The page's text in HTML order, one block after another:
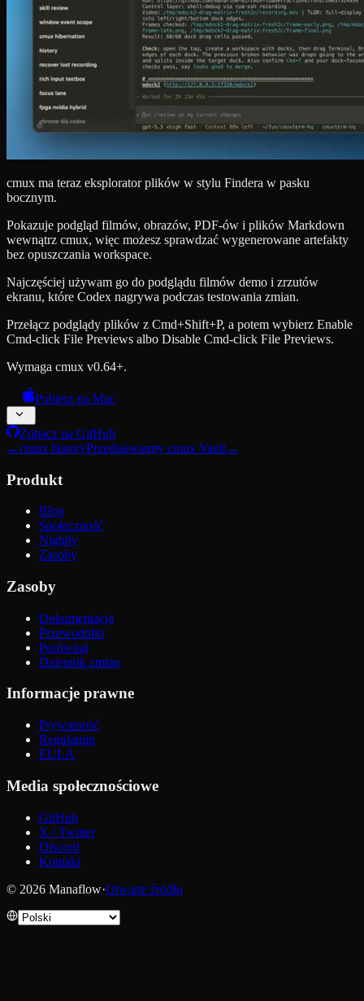
cmux ma teraz eksplorator plików w stylu Findera w pasku
bocznym.
Pokazuje podgląd filmów, obrazów, PDF-ów i plików Markdown
wewnątrz cmux, więc możesz sprawdzać wygenerowane artefakty
bez opuszczania workspace.
Najczęściej używam go do podglądu filmów demo i zrzutów
ekranu, które Codex nagrywa podczas testowania zmian.
Przełącz podglądy plików z Cmd+Shift+P, a potem wybierz Enable
Cmd-click File Previews albo Disable Cmd-click File Previews.
Wymaga cmux v0.64+.
Pobierz na Mac
Zobacz na GitHub
←cmux historyPrzedstawiamy cmux Vault→
Produkt
Blog
Społeczność
Nightly
Zasoby
Zasoby
Dokumentacja
Przewodniki
Porównaj
Dziennik zmian
Informacje prawne
Prywatność
Regulamin
EULA
Media społecznościowe
GitHub
X / Twitter
Discord
Kontakt
© 2026 Manaflow·Otwarte źródło